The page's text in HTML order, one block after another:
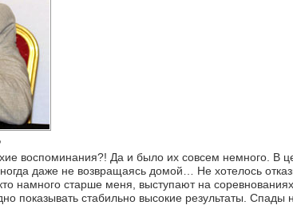
воспоминания?! Да и было их совсем немного. В
даже не возвращаясь домой… Не хотелось
намного старше меня, выступают на
показывать стабильно высокие результаты. Спады